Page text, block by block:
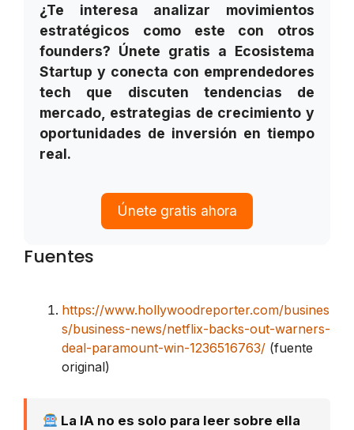
¿Te interesa analizar movimientos
estratégicos como este con otros
founders? Únete gratis a Ecosistema
Startup y conecta con emprendedores
tech que discuten tendencias de
mercado, estrategias de crecimiento y
oportunidades de inversión en tiempo
real.
Únete gratis ahora
Fuentes
https://www.hollywoodreporter.com/busines
s/business-news/netflix-backs-out-warners-
deal-paramount-win-1236516763/ (fuente
original)
La IA no es solo para leer sobre ella